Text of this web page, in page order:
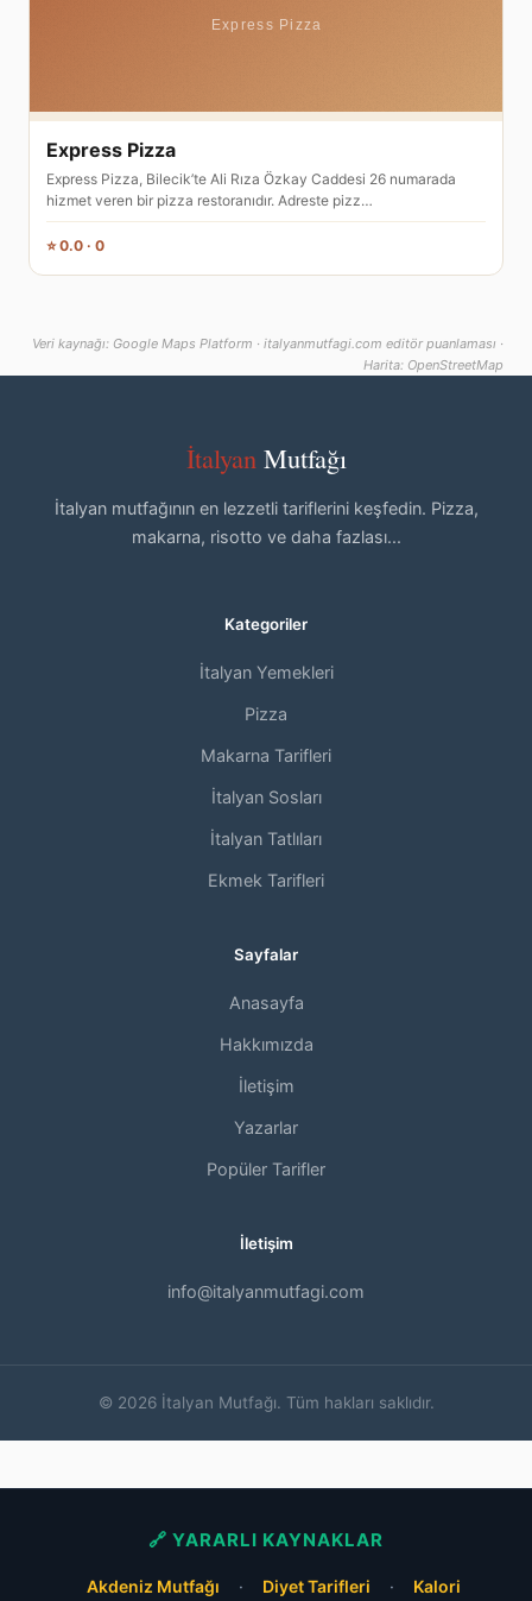
Express Pizza
Express Pizza, Bilecik’te Ali Rıza Özkay Caddesi 26 numarada
hizmet veren bir pizza restoranıdır. Adreste pizz…
⭐ 0.0 · 0
Veri kaynağı: Google Maps Platform · italyanmutfagi.com editör puanlaması ·
Harita: OpenStreetMap
İtalyanMutfağı
İtalyan mutfağının en lezzetli tariflerini keşfedin. Pizza,
makarna, risotto ve daha fazlası...
Kategoriler
İtalyan Yemekleri
Pizza
Makarna Tarifleri
İtalyan Sosları
İtalyan Tatlıları
Ekmek Tarifleri
Sayfalar
Anasayfa
Hakkımızda
İletişim
Yazarlar
Popüler Tarifler
İletişim
info@italyanmutfagi.com
© 2026 İtalyan Mutfağı. Tüm hakları saklıdır.
🔗 YARARLI KAYNAKLAR
Akdeniz Mutfağı · Diyet Tarifleri · Kalori